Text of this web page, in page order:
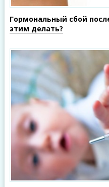
Гормональный сбой
этим делать?